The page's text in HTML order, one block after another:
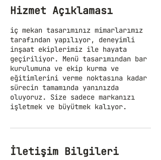
Hizmet Açıklaması
iç mekan tasarımınız mimarlarımız
tarafından yapılıyor, deneyimli
inşaat ekiplerimiz ile hayata
geçiriliyor. Menü tasarımından bar
kurulumuna ve ekip kurma ve
eğitimlerini verme noktasına kadar
sürecin tamamında yanınızda
oluyoruz. Size sadece markanızı
işletmek ve büyütmek kalıyor.
İletişim Bilgileri